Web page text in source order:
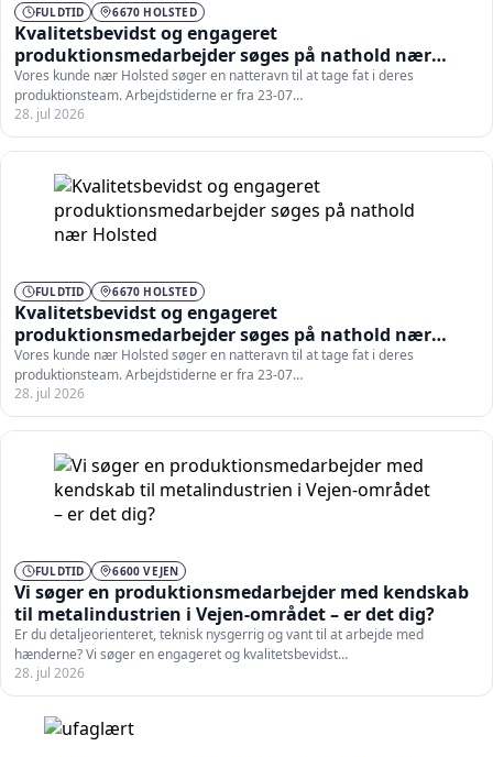
FULDTID 6670 HOLSTED
Kvalitetsbevidst og engageret
produktionsmedarbejder søges på nathold nær
Holsted
Vores kunde nær Holsted søger en natteravn til at tage fat i deres
produktionsteam. Arbejdstiderne er fra 23-07…
28. jul 2026
FULDTID 6670 HOLSTED
Kvalitetsbevidst og engageret
produktionsmedarbejder søges på nathold nær
Holsted
Vores kunde nær Holsted søger en natteravn til at tage fat i deres
produktionsteam. Arbejdstiderne er fra 23-07…
28. jul 2026
FULDTID 6600 VEJEN
Vi søger en produktionsmedarbejder med kendskab
til metalindustrien i Vejen-området – er det dig?
Er du detaljeorienteret, teknisk nysgerrig og vant til at arbejde med
hænderne? Vi søger en engageret og kvalitetsbevidst…
28. jul 2026